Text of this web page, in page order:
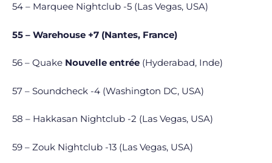
54 – Marquee Nightclub -5 (Las Vegas, USA)
55 – Warehouse +7 (Nantes, France)
56 – Quake Nouvelle entrée (Hyderabad, Inde)
57 – Soundcheck -4 (Washington DC, USA)
58 – Hakkasan Nightclub -2 (Las Vegas, USA)
59 – Zouk Nightclub -13 (Las Vegas, USA)